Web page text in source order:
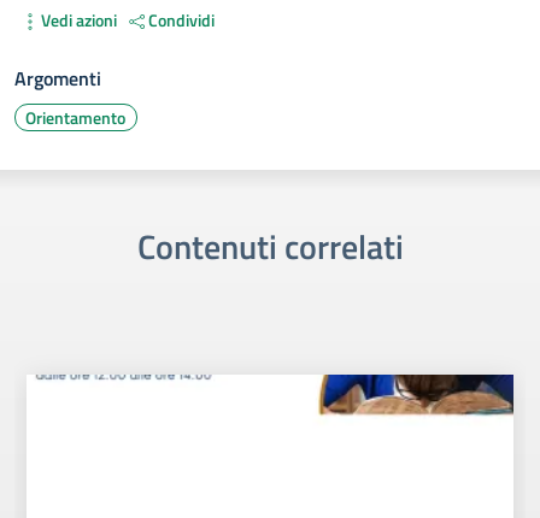
Vedi azioni Condividi
Argomenti
Orientamento
Contenuti correlati